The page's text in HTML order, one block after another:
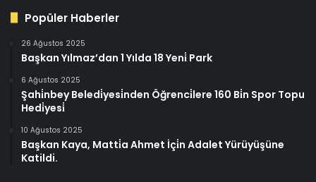
Popüler Haberler
26 Ağustos 2025
Başkan Yılmaz’dan 1 Yılda 18 Yeni̇ Park
6 Ağustos 2025
Şahi̇nbey Beledi̇yesi̇nden Öğrenci̇lere 160 Bi̇n Spor Topu
Hedi̇yesi̇
10 Ağustos 2025
Başkan Kaya, Matti̇a Ahmet İçi̇n Adalet Yürüyüşüne
Katildi.